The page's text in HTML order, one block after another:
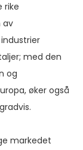
rike
av
med den
og
øker også
markedet